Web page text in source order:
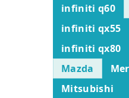
infiniti q60
infiniti qx55
infiniti qx80
Mazda
Mitsubishi